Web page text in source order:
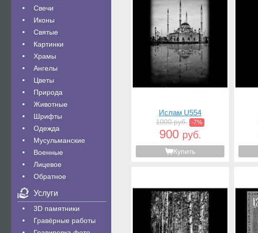
Свечи
Иконы
Святые
Картинки
Храмы
Ангелы
Цветы
Природа
Животные
Шрифты
Одежда
Мусульманские
Военные
Лицевое
Обратное
Услуги
3D памятники
Гравëрные работы
Ислам U554
1000 руб. -7%
900 руб.
Купить